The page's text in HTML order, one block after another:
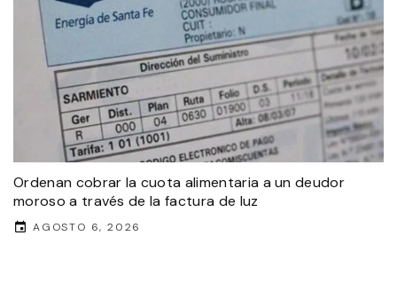
Ordenan cobrar la cuota alimentaria a un deudor
moroso a través de la factura de luz
AGOSTO 6, 2026